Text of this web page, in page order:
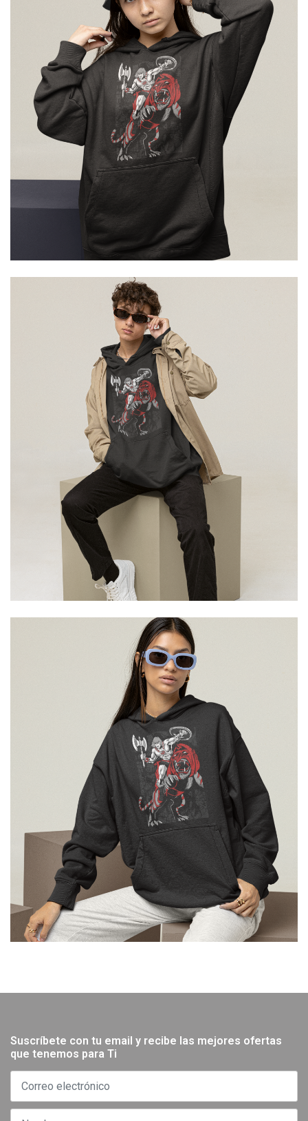
Suscríbete con tu email y recibe las mejores ofertas
que tenemos para Ti